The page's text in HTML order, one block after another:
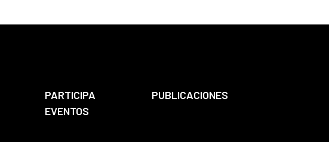
PARTICIPA
PUBLICACIONES
EVENTOS